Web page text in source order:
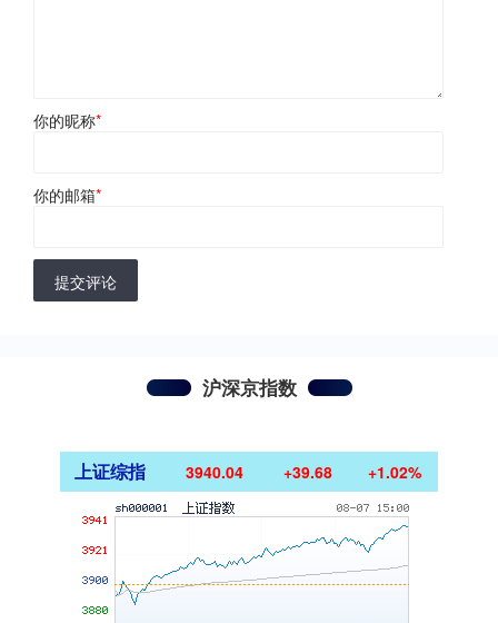
你的昵称*
你的邮箱*
提交评论
沪深京指数
上证综指 3940.04 +39.68 +1.02%